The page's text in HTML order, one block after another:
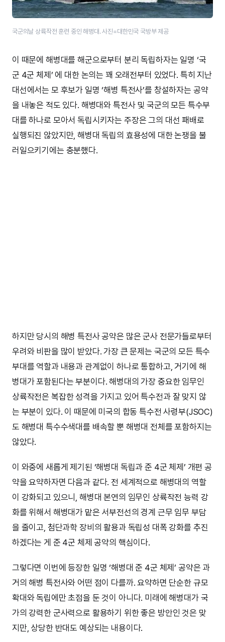
국군의날 상륙작전 훈련 중인 해병대. 사진=대한민국 국방부 제공
이 때문에 해병대를 해군으로부터 분리 독립하자는 일명 ‘국
군 4군 체제’ 에 대한 논의는 꽤 오래전부터 있었다. 특히 지난
대선에서는 모 후보가 일명 ‘해병 특전사’를 창설하자는 공약
을 내놓은 적도 있다. 해병대와 특전사 및 국군의 모든 특수부
대를 하나로 모아서 독립시키자는 주장은 그의 대선 패배로
실행되진 않았지만, 해병대 독립의 효용성에 대한 논쟁을 불
러일으키기에는 충분했다.
하지만 당시의 해병 특전사 공약은 많은 군사 전문가들로부터
우려와 비판을 많이 받았다. 가장 큰 문제는 국군의 모든 특수
부대를 역할과 내용과 관계없이 하나로 통합하고, 거기에 해
병대가 포함된다는 부분이다. 해병대의 가장 중요한 임무인
상륙작전은 복잡한 성격을 가지고 있어 특수전과 잘 맞지 않
는 부분이 있다. 이 때문에 미국의 합동 특수전 사령부(JSOC)
도 해병대 특수수색대를 배속할 뿐 해병대 전체를 포함하지는
않았다.
이 와중에 새롭게 제기된 ‘해병대 독립과 준 4군 체제’ 개편 공
약을 요약하자면 다음과 같다. 전 세계적으로 해병대의 역할
이 강화되고 있으니, 해병대 본연의 임무인 상륙작전 능력 강
화를 위해서 해병대가 맡은 서부전선의 경계 근무 임무 부담
을 줄이고, 첨단과학 장비의 활용과 독립성 대폭 강화를 추진
하겠다는 게 준 4군 체제 공약의 핵심이다.
그렇다면 이번에 등장한 일명 ‘해병대 준 4군 체제’ 공약은 과
거의 해병 특전사와 어떤 점이 다를까. 요약하면 단순한 규모
확대와 독립에만 초점을 둔 것이 아니다. 미래에 해병대가 국
가의 강력한 군사력으로 활용하기 위한 좋은 방안인 것은 맞
지만, 상당한 반대도 예상되는 내용이다.